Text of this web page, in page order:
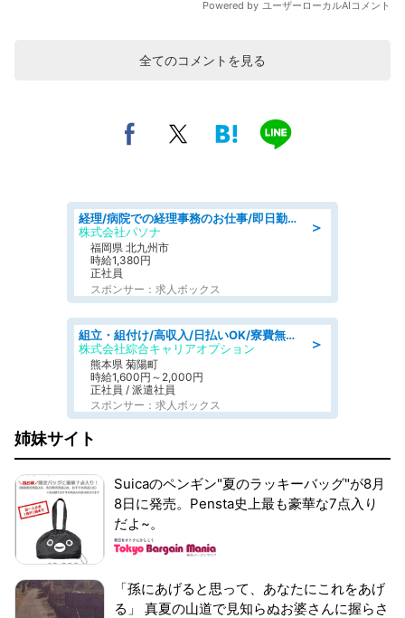
全てのコメントを見る
＞
経理/病院での経理事務のお仕事/即日勤務可/車通勤可/経理/一般事務
株式会社パソナ
福岡県 北九州市
時給1,380円
正社員
スポンサー：求人ボックス
＞
組立・組付け/高収入/日払いOK/寮費無料/交替制/20・30・40代活躍中
株式会社綜合キャリアオプション
熊本県 菊陽町
時給1,600円～2,000円
正社員 / 派遣社員
スポンサー：求人ボックス
姉妹サイト
Suicaのペンギン"夏のラッキーバッグ"が8月
8日に発売。Pensta史上最も豪華な7点入り
だよ~。
「孫にあげると思って、あなたにこれをあげ
る」 真夏の山道で見知らぬお婆さんに握らさ